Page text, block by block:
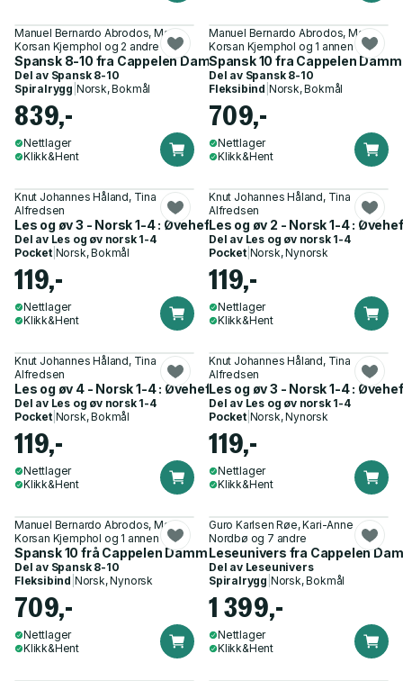
Manuel Bernardo Abrodos, Mari
Korsan Kjemphol og 2 andre
Spansk 8-10 fra Cappelen Damm - Lærerveiledning
Del av Spansk 8-10
Spiralrygg Norsk, Bokmål
839,-
Nettlager
Klikk&Hent
Manuel Bernardo Abrodos, Mari
Korsan Kjemphol og 1 annen
Spansk 10 fra Cappelen
Del av Spansk 8-10
Fleksibind Norsk, Bokmål
709,-
Nettlager
Klikk&Hent
Knut Johannes Håland, Tina
Alfredsen
Les og øv 3 - Norsk 1-4 : Øvehefte 3
Del av Les og øv norsk 1-4
Pocket| Norsk, Bokmål
119,-
Nettlager
Klikk&Hent
Knut Johannes Håland, Tina
Alfredsen
Les og øv 2 - Norsk 1-4 :
Del av Les og øv norsk 1-4
Pocket| Norsk, Nynorsk
119,-
Nettlager
Klikk&Hent
Knut Johannes Håland, Tina
Alfredsen
Les og øv 4 - Norsk 1-4 : Øvehefte 4
Del av Les og øv norsk 1-4
Pocket| Norsk, Bokmål
119,-
Nettlager
Klikk&Hent
Knut Johannes Håland, Tina
Alfredsen
Les og øv 3 - Norsk 1-4 :
Del av Les og øv norsk 1-4
Pocket| Norsk, Nynorsk
119,-
Nettlager
Klikk&Hent
Manuel Bernardo Abrodos, Mari
Korsan Kjemphol og 1 annen
Spansk 10 frå Cappelen Damm - Grunnbok
Del av Spansk 8-10
Fleksibind Norsk, Nynorsk
709,-
Nettlager
Klikk&Hent
Guro Karlsen Røe, Kari-Anne
Nordbø og 7 andre
Leseunivers fra Cappelen
Del av Leseunivers
Spiralrygg Norsk, Bokmål
1 399,-
Nettlager
Klikk&Hent